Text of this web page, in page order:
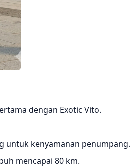
dengan Exotic Vito.
untuk kenyamanan penumpang.
mencapai 80 km.